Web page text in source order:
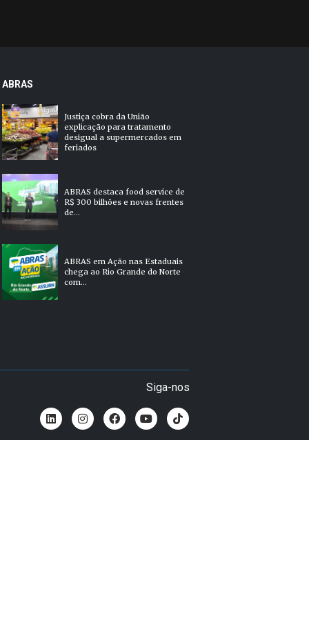
ABRAS
Justiça cobra da União
explicação para tratamento
desigual a supermercados em
feriados
ABRAS destaca food service de
R$ 300 bilhões e novas frentes
de...
ABRAS em Ação nas Estaduais
chega ao Rio Grande do Norte
com...
Siga-nos